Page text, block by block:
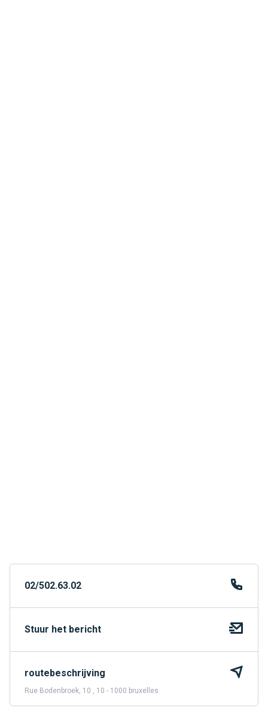
02/502.63.02
Stuur het bericht
routebeschrijving
Rue Bodenbroek, 10 , 10 - 1000 bruxelles